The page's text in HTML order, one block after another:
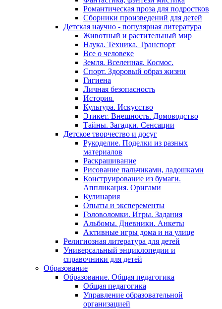
Романтическая проза для подростков
Сборники произведений для детей
Детская научно - популярная литература
Животный и растительный мир
Наука. Техника. Транспорт
Все о человеке
Земля. Вселенная. Космос.
Спорт. Здоровый образ жизни
Гигиена
Личная безопасность
История.
Культура. Искусство
Этикет. Внешность. Домоводство
Тайны. Загадки. Сенсации
Детское творчество и досуг
Рукоделие. Поделки из разных
материалов
Раскрашивание
Рисование пальчиками, ладошками
Конструирование из бумаги.
Аппликация. Оригами
Кулинария
Опыты и эксперементы
Головоломки. Игры. Задания
Альбомы. Дневники. Анкеты
Активные игры дома и на улице
Религиозная литература для детей
Универсальный энциклопедии и
справочники для детей
Образование
Образование. Общая педагогика
Общая педагогика
Управление образовательной
организацией